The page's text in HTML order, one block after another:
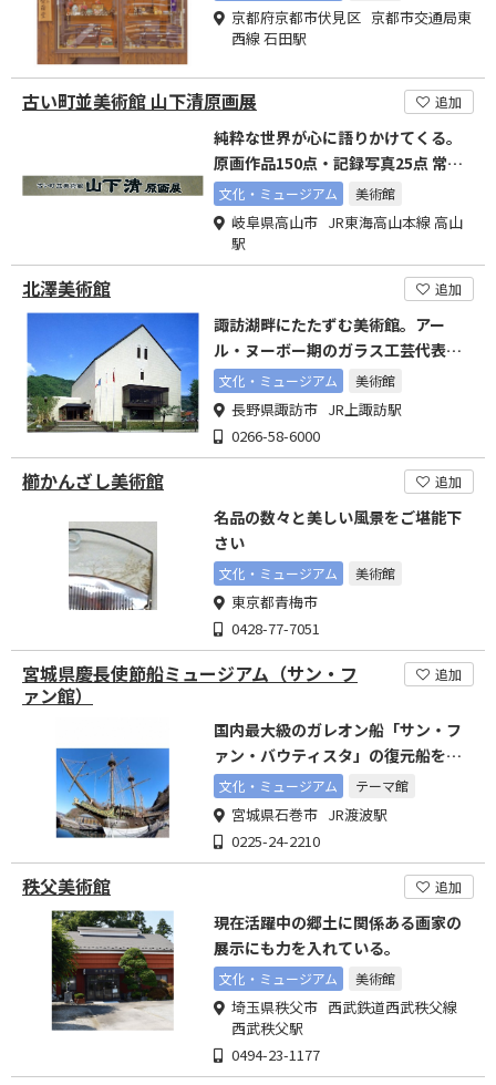
京都府京都市伏見区 京都市交通局東
西線 石田駅
古い町並美術館 山下清原画展 追加
純粋な世界が心に語りかけてくる。
原画作品150点・記録写真25点 常設
展示しております。
文化・ミュージアム 美術館
岐阜県高山市 JR東海高山本線 高山
駅
北澤美術館 追加
諏訪湖畔にたたずむ美術館。アー
ル・ヌーボー期のガラス工芸代表作
品を数多く展示中。
文化・ミュージアム 美術館
長野県諏訪市 JR上諏訪駅
0266-58-6000
櫛かんざし美術館 追加
名品の数々と美しい風景をご堪能下
さい
文化・ミュージアム 美術館
東京都青梅市
0428-77-7051
宮城県慶長使節船ミュージアム（サン・フ
ァン館）
追加
国内最大級のガレオン船「サン・フ
ァン・バウティスタ」の復元船を係
留展示
文化・ミュージアム テーマ館
宮城県石巻市 JR渡波駅
0225-24-2210
秩父美術館 追加
現在活躍中の郷土に関係ある画家の
展示にも力を入れている。
文化・ミュージアム 美術館
埼玉県秩父市 西武鉄道西武秩父線
西武秩父駅
0494-23-1177